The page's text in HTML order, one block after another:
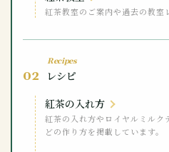
紅茶教室のご案内や過去の教室
Recipes
02
レシピ
紅茶の入れ方
紅茶の入れ方やロイヤルミルク
どの作り方を掲載しています。